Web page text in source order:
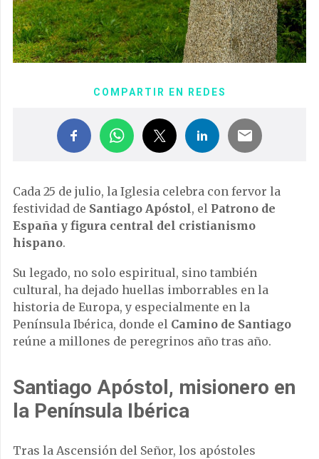
COMPARTIR EN REDES
Cada 25 de julio, la Iglesia celebra con fervor la
festividad de Santiago Apóstol, el Patrono de
España y figura central del cristianismo
hispano.
Su legado, no solo espiritual, sino también
cultural, ha dejado huellas imborrables en la
historia de Europa, y especialmente en la
Península Ibérica, donde el Camino de Santiago
reúne a millones de peregrinos año tras año.
Santiago Apóstol, misionero en
la Península Ibérica
Tras la Ascensión del Señor, los apóstoles